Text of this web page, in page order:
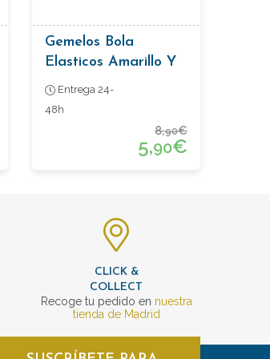
Gemelos Bola
Elasticos Amarillo Y
Celeste
Entrega 24-
48h
8,90€
5,90€
CLICK &
COLLECT
Recoge tu pedido en nuestra
tienda de Madrid